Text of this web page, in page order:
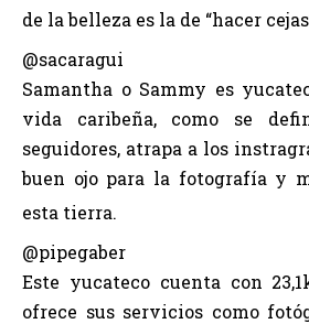
de la belleza es la de “hacer
@sacaragui
Samantha o Sammy es
vida caribeña, como se
seguidores, atrapa a los
buen ojo para la fotografía y
esta tierra.
@pipegaber
Este yucateco cuenta con
ofrece sus servicios como